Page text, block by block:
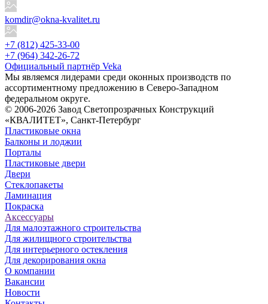
komdir@okna-kvalitet.ru
+7 (812) 425-33-00
+7 (964) 342-26-72
Официальный партнёр Veka
Мы являемся лидерами среди оконных производств по
ассортиментному предложению в Северо-Западном
федеральном округе.
© 2006-2026 Завод Светопрозрачных Конструкций
«КВАЛИТЕТ», Санкт-Петербург
Пластиковые окна
Балконы и лоджии
Порталы
Пластиковые двери
Двери
Стеклопакеты
Ламинация
Покраска
Аксессуары
Для малоэтажного строительства
Для жилищного строительства
Для интерьерного остекления
Для декорирования окна
О компании
Вакансии
Новости